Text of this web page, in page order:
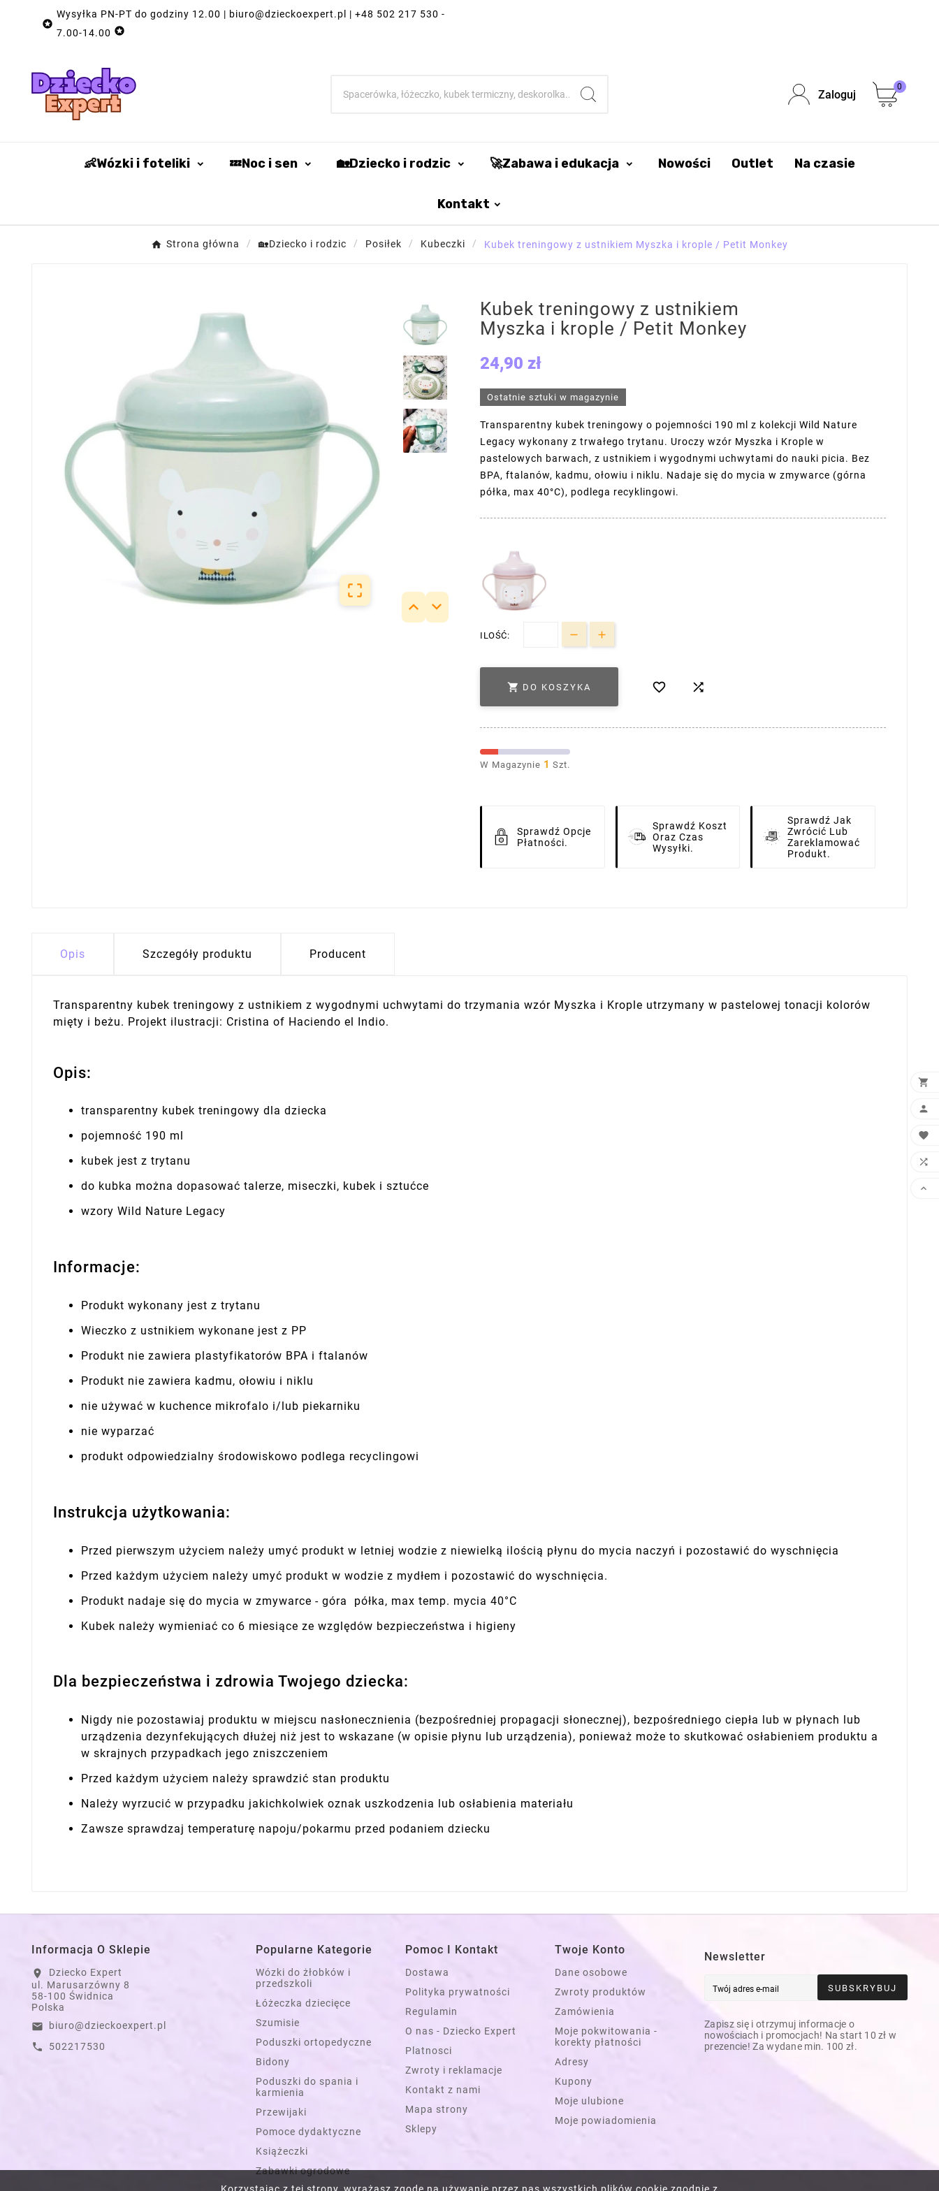

Wysyłka PN-PT do godziny 12.00 | biuro@dzieckoexpert.pl | +48 502 217 530 -
7.00-14.00 
Zaloguj
0
👶Wózki i foteliki 💤Noc i sen 🏡Dziecko i rodzic 🚀Zabawa i edukacja Nowości Outlet Na czasie
Kontakt
Strona główna 🏡Dziecko i rodzic Posiłek Kubeczki Kubek treningowy z ustnikiem Myszka i krople / Petit Monkey

 
Kubek treningowy z ustnikiem
Myszka i krople / Petit Monkey
24,90 zł
Ostatnie sztuki w magazynie
Transparentny kubek treningowy o pojemności 190 ml z kolekcji Wild Nature
Legacy wykonany z trwałego trytanu. Uroczy wzór Myszka i Krople w
pastelowych barwach, z ustnikiem i wygodnymi uchwytami do nauki picia. Bez
BPA, ftalanów, kadmu, ołowiu i niklu. Nadaje się do mycia w zmywarce (górna
półka, max 40°C), podlega recyklingowi.
ILOŚĆ:
 DO KOSZYKA  
W Magazynie 1 Szt.
Sprawdź Opcje
Płatności.
Sprawdź Koszt
Oraz Czas
Wysyłki.
Sprawdź Jak
Zwrócić Lub
Zareklamować
Produkt.
Opis Szczegóły produktu Producent
Transparentny kubek treningowy z ustnikiem z wygodnymi uchwytami do trzymania wzór Myszka i Krople utrzymany w pastelowej tonacji kolorów
mięty i beżu. Projekt ilustracji: Cristina of Haciendo el Indio.
Opis:
transparentny kubek treningowy dla dziecka
pojemność 190 ml
kubek jest z trytanu
do kubka można dopasować talerze, miseczki, kubek i sztućce
wzory Wild Nature Legacy
Informacje:
Produkt wykonany jest z trytanu
Wieczko z ustnikiem wykonane jest z PP
Produkt nie zawiera plastyfikatorów BPA i ftalanów
Produkt nie zawiera kadmu, ołowiu i niklu
nie używać w kuchence mikrofalo i/lub piekarniku
nie wyparzać
produkt odpowiedzialny środowiskowo podlega recyclingowi
Instrukcja użytkowania:
Przed pierwszym użyciem należy umyć produkt w letniej wodzie z niewielką ilością płynu do mycia naczyń i pozostawić do wyschnięcia
Przed każdym użyciem należy umyć produkt w wodzie z mydłem i pozostawić do wyschnięcia.
Produkt nadaje się do mycia w zmywarce - góra półka, max temp. mycia 40°C
Kubek należy wymieniać co 6 miesiące ze względów bezpieczeństwa i higieny
Dla bezpieczeństwa i zdrowia Twojego dziecka:
Nigdy nie pozostawiaj produktu w miejscu nasłonecznienia (bezpośredniej propagacji słonecznej), bezpośredniego ciepła lub w płynach lub
urządzenia dezynfekujących dłużej niż jest to wskazane (w opisie płynu lub urządzenia), ponieważ może to skutkować osłabieniem produktu a
w skrajnych przypadkach jego zniszczeniem
Przed każdym użyciem należy sprawdzić stan produktu
Należy wyrzucić w przypadku jakichkolwiek oznak uszkodzenia lub osłabienia materiału
Zawsze sprawdzaj temperaturę napoju/pokarmu przed podaniem dziecku
Informacja O Sklepie
location_on
Dziecko Expert
ul. Marusarzówny 8
58-100 Świdnica
Polska
email biuro@dzieckoexpert.pl
call 502217530
Popularne Kategorie
Wózki do żłobków i
przedszkoli
Łóżeczka dziecięce
Szumisie
Poduszki ortopedyczne
Bidony
Poduszki do spania i
karmienia
Przewijaki
Pomoce dydaktyczne
Książeczki
Zabawki ogrodowe
Pomoc I Kontakt
Dostawa
Polityka prywatności
Regulamin
O nas - Dziecko Expert
Platnosci
Zwroty i reklamacje
Kontakt z nami
Mapa strony
Sklepy
Twoje Konto
Dane osobowe
Zwroty produktów
Zamówienia
Moje pokwitowania -
korekty płatności
Adresy
Kupony
Moje ulubione
Moje powiadomienia
Newsletter
SUBSKRYBUJ
Zapisz się i otrzymuj informacje o
nowościach i promocjach! Na start 10 zł w
prezencie! Za wydane min. 100 zł.




